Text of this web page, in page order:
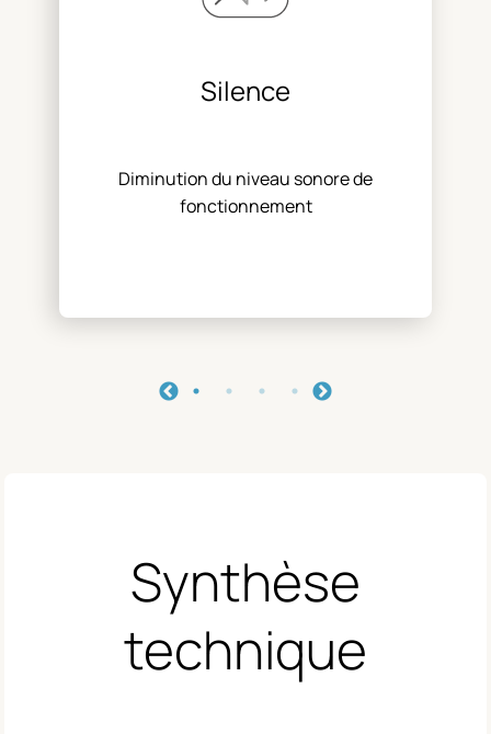
Silence
Diminution du niveau sonore de
fonctionnement
Synthèse
technique